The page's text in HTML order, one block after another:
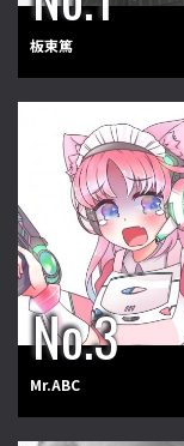
板東篤
Mr.ABC